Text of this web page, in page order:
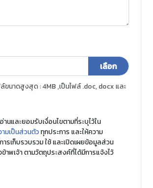
ขนาดสูงสุด : 4MB ,เป็นไฟล์ .doc, docx และ
านและยอมรับเงื่อนไขตามที่ระบุไว้ใน
มเป็นส่วนตัวทุกประการ และให้ความ
ารเก็บรวบรวม ใช้ และเปิดเผยข้อมูลส่วน
าพเจ้า ตามวัตถุประสงค์ที่ได้มีการแจ้งไว้